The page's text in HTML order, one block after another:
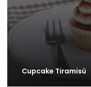
Cupcake Tiramisù